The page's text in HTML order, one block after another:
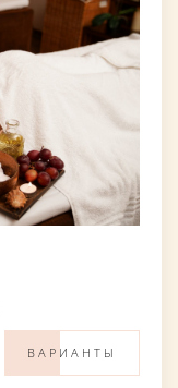
ВАРИАНТЫ